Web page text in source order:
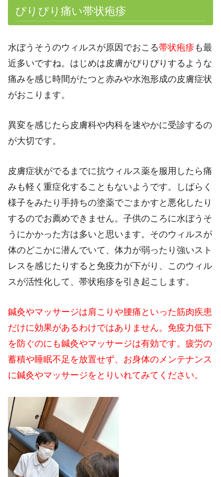
ぴりぴり痛い帯状疱疹
水ぼうそうのウィルスが原因でおこる帯状疱疹 も最
近多いですね。はじめは皮膚がぴりぴりするような
痛みを感じ時間がたつと赤みや水泡形成の皮膚症状
がおこります。
異変を感じたら皮膚科や内科を速やかに受診するの
が大切です。
皮膚症状がでるまでに抗ウィルス薬を服用したら痛
みも軽く重症化することもないようです。しばらく
様子をみたり手持ちの塗薬でごまかすと悪化したり
するのでお薦めできません。子供のころに水ぼうそ
うにかかった方は多いと思います。そのウィルスが
体のどこかに潜んでいて、体力が弱ったり強いスト
レスを感じたりすると免疫力が下がり、このウィル
スが活性化して、帯状疱疹を引き起こします。
鍼灸やマッサージは肩こりや腰痛といった筋肉疾患
だけに効果があるわけではありません。免疫力低下
を防ぐのにも鍼灸やマッサージは有効です。疲労の
蓄積や睡眠不足を放置せず、お身体のメンテナンス
に鍼灸やマッサージをとりいれてみてください。